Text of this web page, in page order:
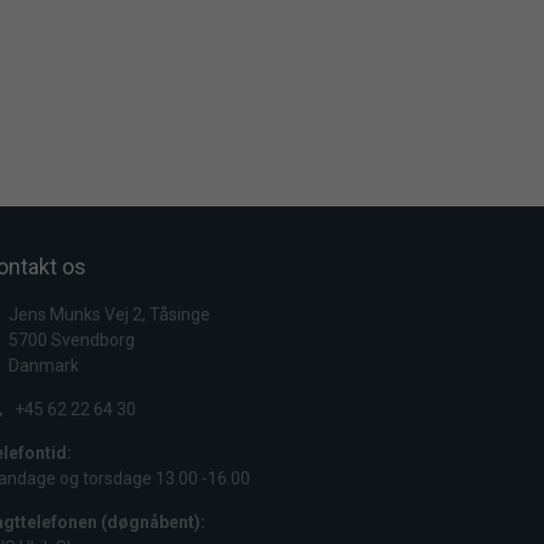
os
Jens Munks Vej 2, Tåsinge
5700 Svendborg
Danmark
+45 62 22 64 30
og torsdage 13.00 -16.00
(døgnåbent):